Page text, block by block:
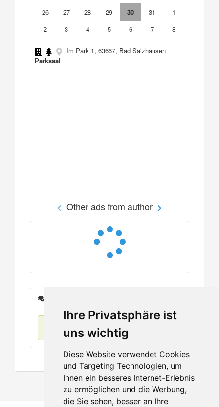
Ihre Privatsphäre ist
uns wichtig
Diese Website verwendet Cookies
und Targeting Technologien, um
Ihnen ein besseres Internet-Erlebnis
zu ermöglichen und die Werbung,
die Sie sehen, besser an Ihre
26
27 28 29 30 31
1
2
3 4 5 6 7 8
Im Park 1, 63667, Bad Salzhausen
Parksaal
Other ads from author
No items found